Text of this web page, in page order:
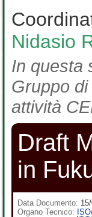
Nidasio
In questa
Gruppo
attività
Draft
in
Data Documento:
Organo Tecnico: